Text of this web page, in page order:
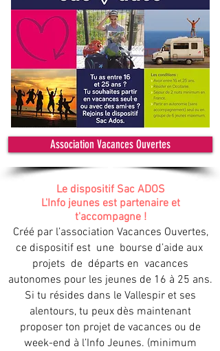
Association Vacances Ouvertes
Le dispositif Sac ADOS
L'Info jeunes est partenaire et
t'accompagne !
Créé par l’association Vacances Ouvertes,
ce dispositif est une bourse d’aide aux
projets de départs en vacances
autonomes pour les jeunes de 16 à 25 ans.
Si tu résides dans le Vallespir et ses
alentours, tu peux dès maintenant
proposer ton projet de vacances ou de
week-end à l’Info Jeunes. (minimum